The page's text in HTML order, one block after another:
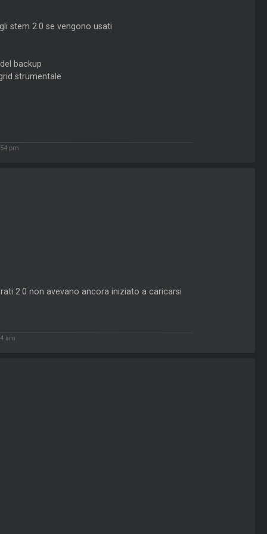
stem 2.0 se vengono usati
backup
strumentale
pm
2.0 non avevano ancora iniziato a caricarsi
am